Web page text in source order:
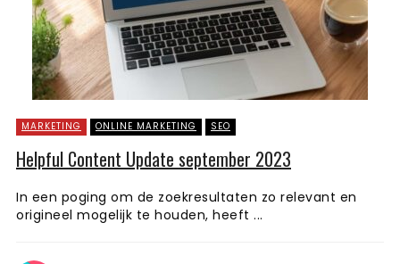
MARKETING ONLINE MARKETING SEO
Helpful Content Update september 2023
In een poging om de zoekresultaten zo relevant en
origineel mogelijk te houden, heeft ...